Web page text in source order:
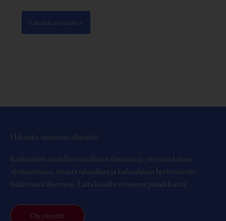
Haluatko muutosta elämääsi?
Keskustelen mielelläni tavallisten ihmisten ja yritysten kanssa
sijoittamisesta, omasta taloudesta ja kaikenlaisen hyvinvoinnin
lisäämisestä eloomme. Laita koodia viereisestä painikkeesta!
Ota yhteyttä!